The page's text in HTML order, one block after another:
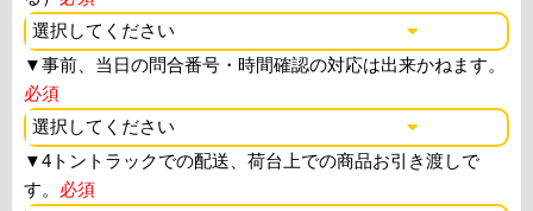
▼事前、当日の問合番号・時間確認の対応は出来かねます。
必須
▼4トントラックでの配送、荷台上での商品お引き渡しで
す。 必須